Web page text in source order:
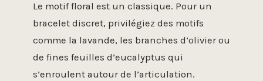
Le motif floral est un classique. Pour un
bracelet discret, privilégiez des motifs
comme la lavande, les branches d’olivier ou
de fines feuilles d’eucalyptus qui
s’enroulent autour de l’articulation.